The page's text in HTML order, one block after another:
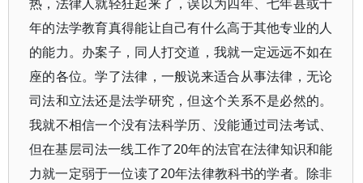
年的法学教育真得能让自己有什么高于其他专业的人
的能力。办案子，同人打交道，我就一定远远不如在
座的各位。学了法律，一般说来适合从事法律，无论
司法和立法还是法学研究，但这个关系不是必然的。
我就不相信一个没有法科学历、没能通过司法考试、
但在基层司法一线工作了20年的法官在法律知识和能
力就一定弱于一位读了20年法律教科书的学者。除非